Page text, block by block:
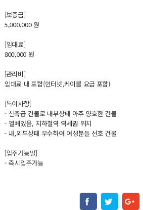
[보증금]
5,000,000 원
[임대료]
800,000 원
[관리비]
임대료 내 포함(인터넷,케이블 요금 포함)
[특이사항]
- 신축급 건물로 내부상태 아주 양호한 건물
- 엘베있음, 지하철역 역세권 위치
- 내,외부상태 우수하여 여성분들 선호 건물
[입주가능일]
- 즉시입주가능